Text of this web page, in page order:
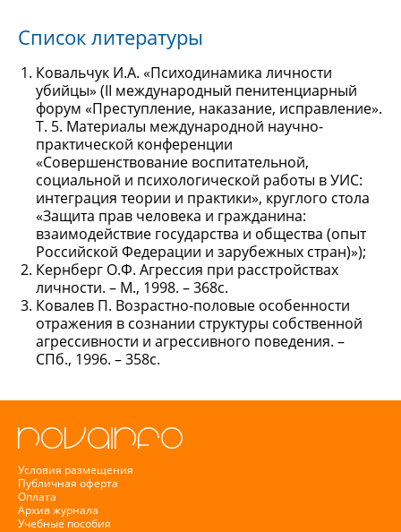
Список литературы
Ковальчук И.А. «Психодинамика личности
убийцы» (II международный пенитенциарный
форум «Преступление, наказание, исправление».
Т. 5. Материалы международной научно-
практической конференции
«Совершенствование воспитательной,
социальной и психологической работы в УИС:
интеграция теории и практики», круглого стола
«Защита прав человека и гражданина:
взаимодействие государства и общества (опыт
Российской Федерации и зарубежных стран)»);
Кернберг О.Ф. Агрессия при расстройствах
личности. – М., 1998. – 368с.
Ковалев П. Возрастно-половые особенности
отражения в сознании структуры собственной
агрессивности и агрессивного поведения. –
СПб., 1996. – 358с.
Условия размещения
Публичная оферта
Оплата
Архив журнала
Учебные пособия